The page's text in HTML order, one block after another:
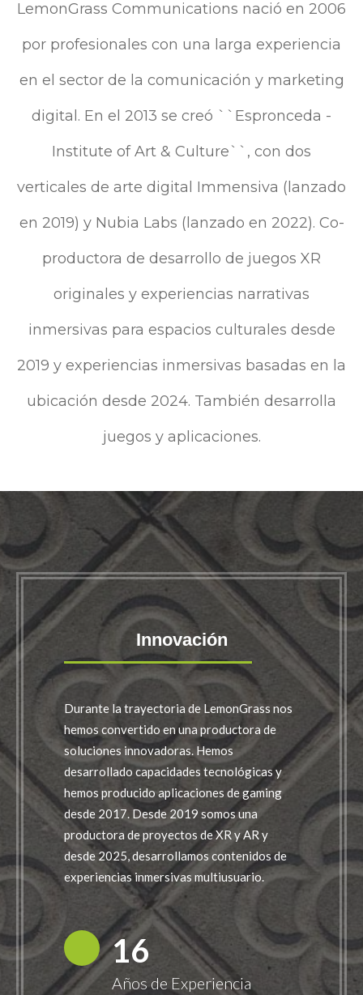
LemonGrass Communications nació en 2006
por profesionales con una larga experiencia
en el sector de la comunicación y marketing
digital. En el 2013 se creó ``Espronceda -
Institute of Art & Culture``, con dos
verticales de arte digital Immensiva (lanzado
en 2019) y Nubia Labs (lanzado en 2022). Co-
productora de desarrollo de juegos XR
originales y experiencias narrativas
inmersivas para espacios culturales desde
2019 y experiencias inmersivas basadas en la
ubicación desde 2024. También desarrolla
juegos y aplicaciones.
Innovación
Durante la trayectoria de LemonGrass nos
hemos convertido en una productora de
soluciones innovadoras. Hemos
desarrollado capacidades tecnológicas y
hemos producido aplicaciones de gaming
desde 2017. Desde 2019 somos una
productora de proyectos de XR y AR y
desde 2025, desarrollamos contenidos de
experiencias inmersivas multiusuario.
18
Años de Experiencia